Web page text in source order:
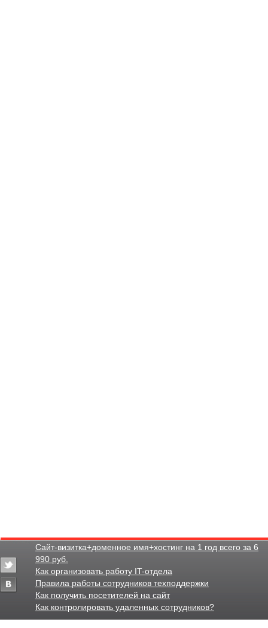
Сайт-визитка+доменное имя+хостинг на 1 год всего за 6
990 руб.
Как организовать работу IT-отдела
Правила работы сотрудников техподдержки
Как получить посетителей на сайт
Как контролировать удаленных сотрудников?